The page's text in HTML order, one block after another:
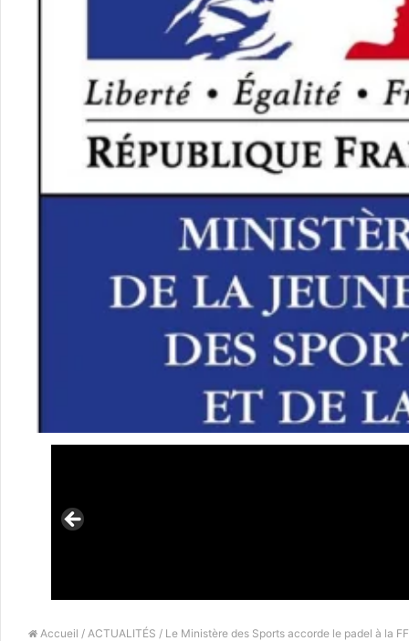
Accueil / ACTUALITÉS / Le Ministère des Sports accorde le padel à la